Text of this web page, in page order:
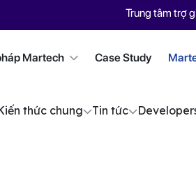
Trung tâm trợ
Martech Case Study
thức chung Tin tức